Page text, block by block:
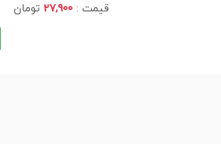
قیمت : 27,900 تومان